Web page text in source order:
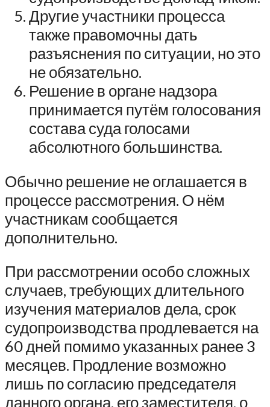
Другие участники процесса
также правомочны дать
разъяснения по ситуации, но это
не обязательно.
Решение в органе надзора
принимается путём голосования
состава суда голосами
абсолютного большинства.
Обычно решение не оглашается в
процессе рассмотрения. О нём
участникам сообщается
дополнительно.
При рассмотрении особо сложных
случаев, требующих длительного
изучения материалов дела, срок
судопроизводства продлевается на
60 дней помимо указанных ранее 3
месяцев. Продление возможно
лишь по согласию председателя
данного органа, его заместителя, о